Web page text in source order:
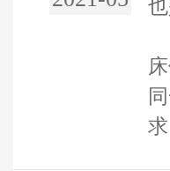
求